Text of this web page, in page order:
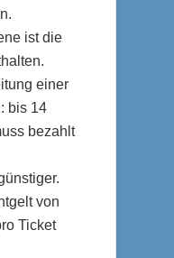
ist die
einer
bis 14
bezahlt
von
Ticket